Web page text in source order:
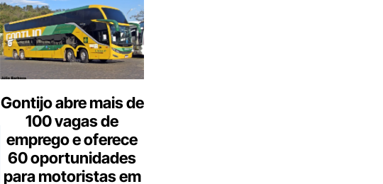
Gontijo abre mais de
100 vagas de
emprego e oferece
60 oportunidades
para motoristas em